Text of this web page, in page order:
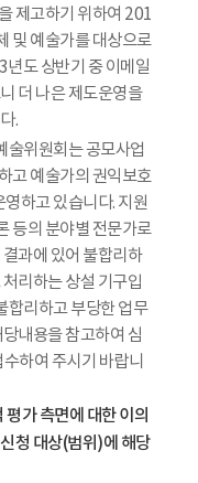
제고하기 위하여 201
및 예술가를 대상으로
도 상반기 중 이메일
더 나은 제도운영을
.
술위원회는 공모사업
고 예술가의 권익보호
영하고 있습니다. 지원
등의 분야별 전문가로
과에 있어 불합리하
리하는 상설 기구입
합리하고 부당한 업무
내용을 참고하여 심
하여 주시기 바랍니
가 측면에 대한 이의
청 대상(범위)에 해당